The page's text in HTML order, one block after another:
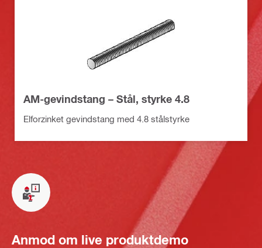
AM-gevindstang – Stål, styrke 4.8
Elforzinket gevindstang med 4.8 stålstyrke
Anmod om live produktdemo